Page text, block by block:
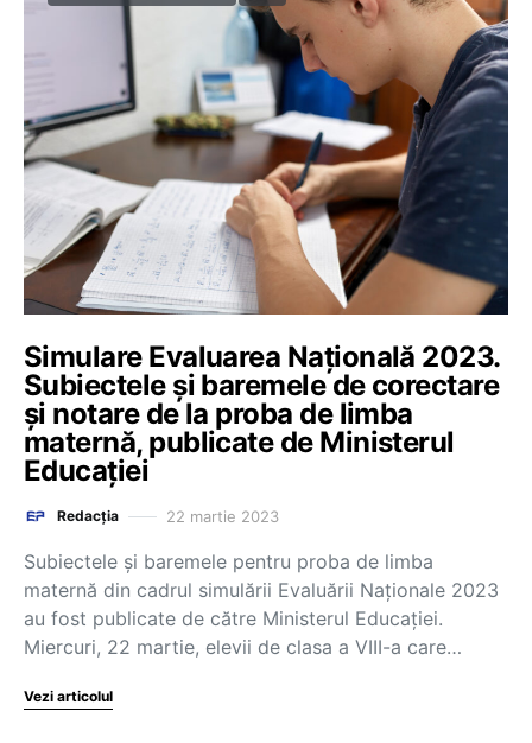
Simulare Evaluarea Națională 2023.
Subiectele și baremele de corectare
și notare de la proba de limba
maternă, publicate de Ministerul
Educației
Redacția 22 martie 2023
Subiectele și baremele pentru proba de limba
maternă din cadrul simulării Evaluării Naționale 2023
au fost publicate de către Ministerul Educației.
Miercuri, 22 martie, elevii de clasa a VIII-a care…
Vezi articolul